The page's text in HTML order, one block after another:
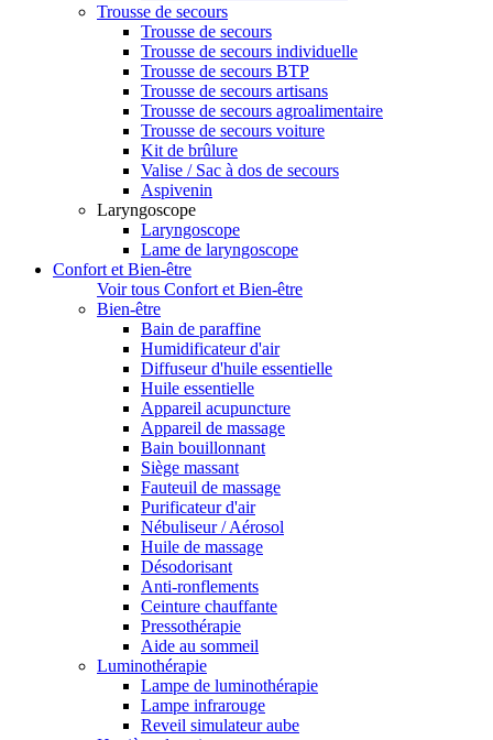
Trousse de secours
Trousse de secours
Trousse de secours individuelle
Trousse de secours BTP
Trousse de secours artisans
Trousse de secours agroalimentaire
Trousse de secours voiture
Kit de brûlure
Valise / Sac à dos de secours
Aspivenin
Laryngoscope
Laryngoscope
Lame de laryngoscope
Confort et Bien-être
Voir tous Confort et Bien-être
Bien-être
Bain de paraffine
Humidificateur d'air
Diffuseur d'huile essentielle
Huile essentielle
Appareil acupuncture
Appareil de massage
Bain bouillonnant
Siège massant
Fauteuil de massage
Purificateur d'air
Nébuliseur / Aérosol
Huile de massage
Désodorisant
Anti-ronflements
Ceinture chauffante
Pressothérapie
Aide au sommeil
Luminothérapie
Lampe de luminothérapie
Lampe infrarouge
Reveil simulateur aube